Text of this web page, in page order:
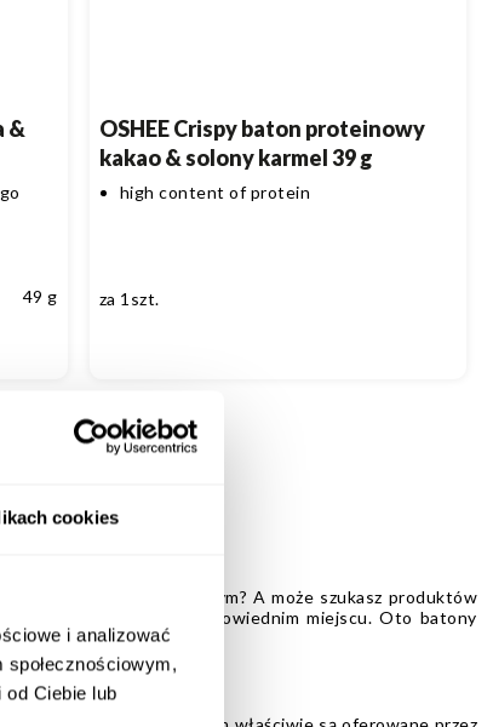
cookies
i analizować
Ciebie lub
&
49 g
OSHEE Crispy baton proteinowy
kakao & solony karmel 39 g
high content of protein
za 1szt.
wysiłku fizycznym? A może szukasz produktów
„Tak!”, jesteś w odpowiednim miejscu. Oto batony
najlepszy dla siebie!